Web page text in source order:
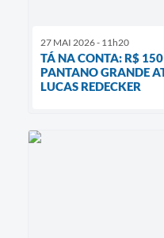
27 MAI 2026 - 11h20
TÁ NA CONTA: R$
PANTANO GRANDE
LUCAS REDECKER